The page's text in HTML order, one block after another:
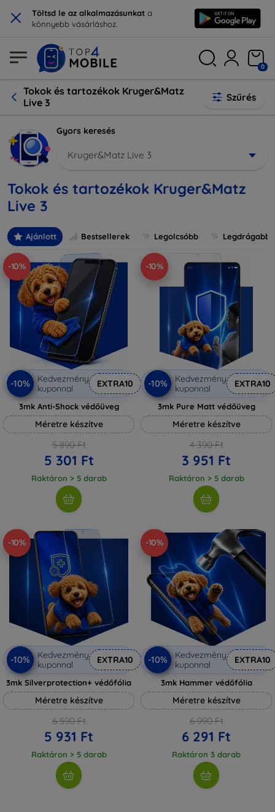
× Töltsd le az alkalmazásunkat a
könnyebb vásárláshoz.
0
Tokok és tartozékok Kruger&Matz
Live 3
Szűrés
Gyors keresés
Kruger&Matz Live 3
Tokok és tartozékok Kruger&Matz
Live 3
Ajánlott Bestsellerek Legolcsóbb Legdrágabb
-10%
-10%
Kedvezmény
kuponnal
EXTRA10
3mk Anti-Shock védőüveg
Méretre készítve
5 890 Ft
5 301 Ft
Raktáron > 5 darab
-10%
-10%
Kedvezmény
kuponnal
EXTRA10
3mk Pure Matt védőüveg
Méretre készítve
4 390 Ft
3 951 Ft
Raktáron > 5 darab
-10%
-10%
Kedvezmény
kuponnal
EXTRA10
3mk Silverprotection+ védőfólia
Méretre készítve
6 590 Ft
5 931 Ft
Raktáron > 5 darab
-10%
-10%
Kedvezmény
kuponnal
EXTRA10
3mk Hammer védőfólia
Méretre készítve
6 990 Ft
6 291 Ft
Raktáron 3 darab